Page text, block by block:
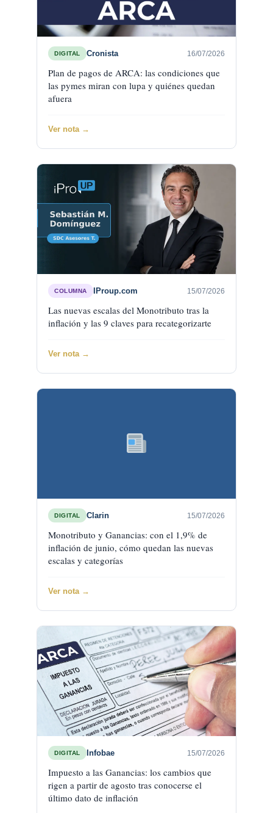
DIGITAL Cronista 16/07/2026
Plan de pagos de ARCA: las condiciones que
las pymes miran con lupa y quiénes quedan
afuera
Ver nota →
COLUMNA IProup.com 15/07/2026
Las nuevas escalas del Monotributo tras la
inflación y las 9 claves para recategorizarte
Ver nota →
DIGITAL Clarin 15/07/2026
Monotributo y Ganancias: con el 1,9% de
inflación de junio, cómo quedan las nuevas
escalas y categorías
Ver nota →
DIGITAL Infobae 15/07/2026
Impuesto a las Ganancias: los cambios que
rigen a partir de agosto tras conocerse el
último dato de inflación